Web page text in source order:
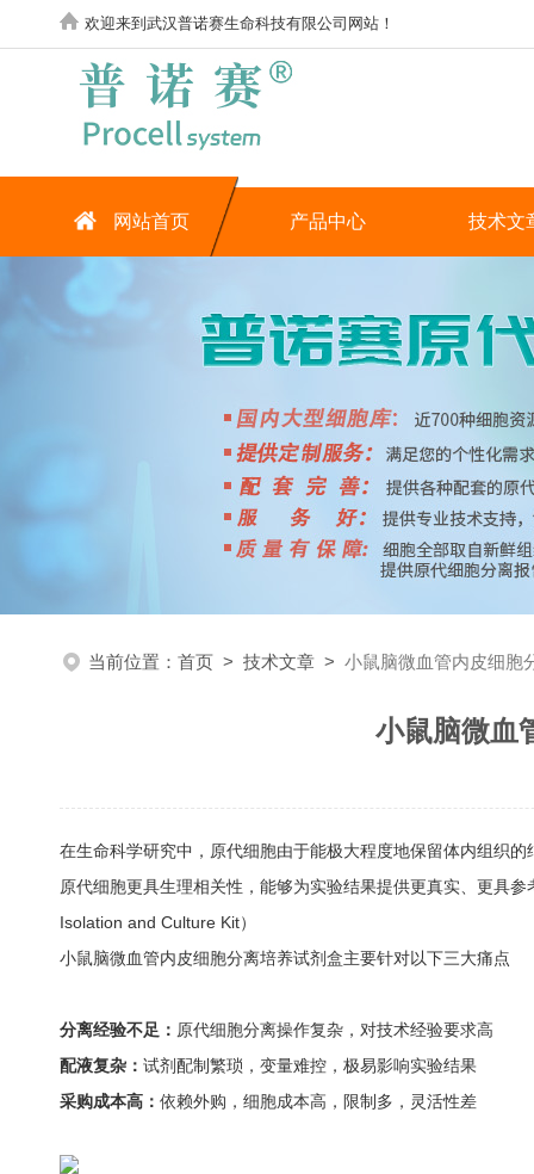
欢迎来到武汉普诺赛生命科技有限公司网站！
网站首页 产品中心 技术文
当前位置： 首页 > 技术文章 > 小鼠脑微血管内皮细胞
小鼠脑微血
在生命科学研究中，原代细胞由于能极大程度地保留体内组织
原代细胞更具生理相关性，能够为实验结果提供更真实、更具
Isolation and Culture Kit）
小鼠脑微血管内皮细胞分离培养试剂盒主要针对以下三大痛点
分离经验不足： 原代细胞分离操作复杂，对技术经验要求高
配液复杂： 试剂配制繁琐，变量难控，极易影响实验结果
采购成本高： 依赖外购，细胞成本高，限制多，灵活性差